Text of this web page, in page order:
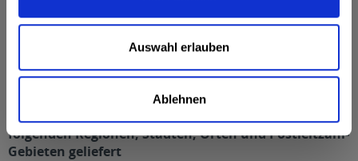
Auswahl erlauben
Ablehnen
Adelholzener Bio Orange 12 x 0,5l
Adelholzener Bio Orange 12 x 0,5l wird in den
folgenden Regionen, Städten, Orten und Postleitzahl-
Gebieten geliefert